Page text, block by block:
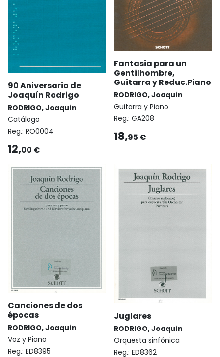
90 Aniversario de
Joaquín Rodrigo
RODRIGO, Joaquín
Catálogo
Reg.: RO0004
12,00 €
Fantasia para un
Gentilhombre,
Guitarra y Reduc.Piano
RODRIGO, Joaquín
Guitarra y Piano
Reg.: GA208
18,95 €
Canciones de dos
épocas
RODRIGO, Joaquín
Voz y Piano
Reg.: ED8395
Juglares
RODRIGO, Joaquín
Orquesta sinfónica
Reg.: ED8362